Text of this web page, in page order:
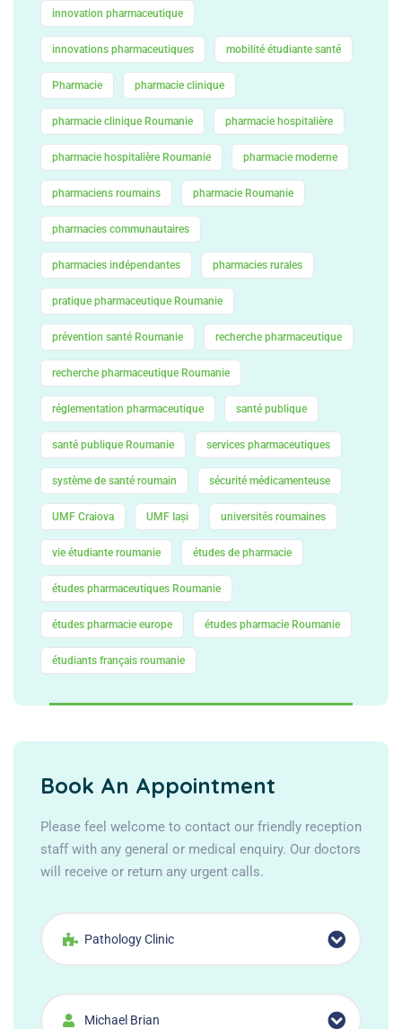
innovation pharmaceutique
innovations pharmaceutiques mobilité étudiante santé
Pharmacie pharmacie clinique
pharmacie clinique Roumanie pharmacie hospitalière
pharmacie hospitalière Roumanie pharmacie moderne
pharmaciens roumains pharmacie Roumanie
pharmacies communautaires
pharmacies indépendantes pharmacies rurales
pratique pharmaceutique Roumanie
prévention santé Roumanie recherche pharmaceutique
recherche pharmaceutique Roumanie
réglementation pharmaceutique santé publique
santé publique Roumanie services pharmaceutiques
système de santé roumain sécurité médicamenteuse
UMF Craiova UMF Iași universités roumaines
vie étudiante roumanie études de pharmacie
études pharmaceutiques Roumanie
études pharmacie europe études pharmacie Roumanie
étudiants français roumanie
Book An Appointment
Please feel welcome to contact our friendly reception
staff with any general or medical enquiry. Our doctors
will receive or return any urgent calls.
Pathology Clinic
Michael Brian